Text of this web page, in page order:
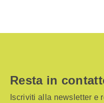
Resta in
Iscriviti alla newsletter e